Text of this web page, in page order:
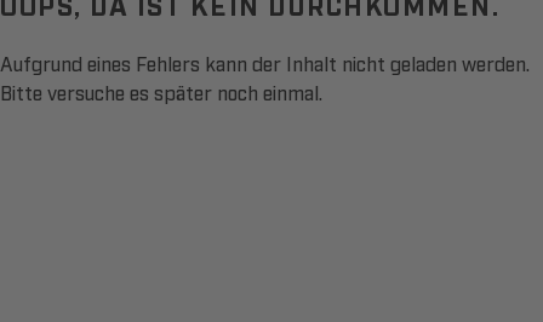
Aufgrund eines Fehlers kann der Inhalt nicht geladen werden.
Bitte versuche es später noch einmal.